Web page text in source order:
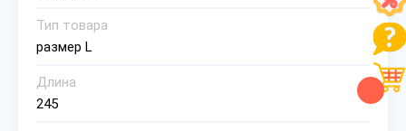
Тип товара
размер L
Длина
245